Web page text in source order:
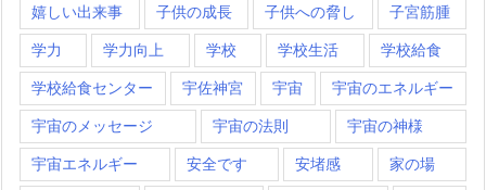
嬉しい出来事 子供の成長 子供への脅し 子宮筋腫
学力 学力向上 学校 学校生活 学校給食
学校給食センター 宇佐神宮 宇宙 宇宙のエネルギー
宇宙のメッセージ 宇宙の法則 宇宙の神様
宇宙エネルギー 安全です 安堵感 家の場